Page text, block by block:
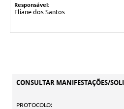
Responsável:
Eliane dos Santos
CONSULTAR MANIFESTAÇÕES/
PROTOCOLO: